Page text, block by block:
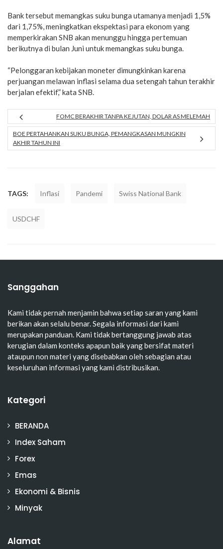
Bank tersebut memangkas suku bunga utamanya menjadi 1,5%
dari 1,75%, meningkatkan ekspektasi para ekonom yang
memperkirakan SNB akan menunggu hingga pertemuan
berikutnya di bulan Juni untuk memangkas suku bunga.
“Pelonggaran kebijakan moneter dimungkinkan karena
perjuangan melawan inflasi selama dua setengah tahun terakhir
berjalan efektif,” kata SNB.
FOMC BERAKHIR TANPA KEJUTAN, DOLAR AS MELEMAH
BOE PERTAHANKAN SUKU BUNGA, PEMANGKASAN MUNGKIN
AKHIR TAHUN INI
TAGS: Inflasi Pandemi Swiss National Bank
USDCHF
Sanggahan
Kami tidak pernah menjamin bahwa setiap saran yang kami
berikan akan selalu benar. Segala informasi dari kami
merupakan panduan. Kami tidak bertanggung jawab atas
kerugian dalam konteks apapun baik yang bersifat materi
ataupun non materi yang disebabkan oleh sebagian atau
keseluruhan informasi yang kami distribusikan.
Kategori
BERANDA
Index Saham
Forex
Emas
Ekonomi & Bisnis
Minyak
Alamat